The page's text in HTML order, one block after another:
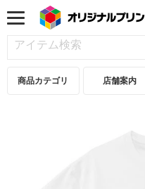
商品カテゴリ 店舗案内